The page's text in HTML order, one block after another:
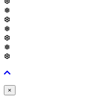
❅
❆
❅
❆
❅
❆
×